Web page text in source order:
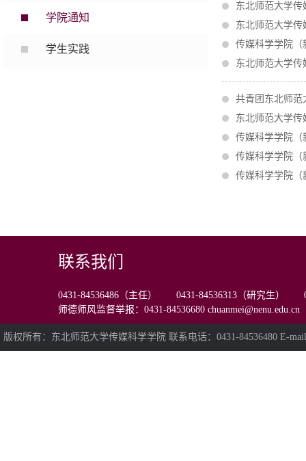
学院通知
学生实践
东北师范大学传
东北师范大学
传媒科学学院（
东北师范大学传
共青团东北师范
东北师范大学传
传媒科学学院（
传媒科学学院（
传媒科学学院（
联系我们
0431-84536486（主任） 0431-84536313（研究生）
师德师风监督举报：0431-84536680 chuanmei@nenu.edu.cn
版权所有：东北师范大学传媒科学学院 联系电话：0431-84536480 E-